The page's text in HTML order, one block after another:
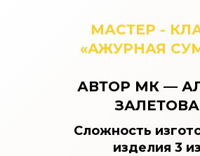
МАСТЕР -
«АЖУРНАЯ
АВТОР МК —
ЗАЛЕТОВА
Сложность
изделия 3